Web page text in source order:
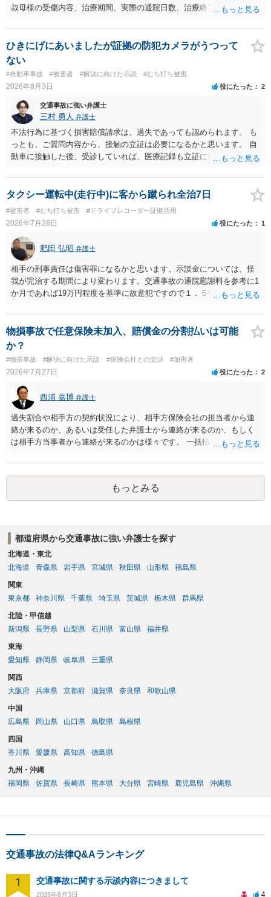
叔母様の受傷内容、治療期間、実際の通院日数、治療終了の経緯、後
確認する必要があります。保険会社から提示される慰謝料額について
は、弁護士が介入することにより増額を検討できる場合がありますの
で、以下の資料・情報を準備した上で、弁護士に個別に相談すること
をお勧めいたします。 ・相手方保険会社から届いている示談金額の提
示書類 ・叔母様の診断名、けがの内容 ・治療開始日及び治療終了日
・入院の有無、通院回数 ・現在も症状が残っているか ・叔母様ご本人
やご家族等が加入している保険に、今回の事故で利用できる弁護士費
用特約が付帯しているか なお、被害者は叔母様ご本人となりますの
で、弁護士が受任する場合には、叔母様ご本人の依頼意思等を確認す
る必要があります。日本語での十分な意思疎通が難しいとのことです
ので、そのあたりのご事情も踏まえて、依頼意思の確認方法等を検討
ひきにげにあいましたが証拠の防犯カメラがうつって
ない
#自動車事故 #被害者 #解決に向けた示談 #むち打ち被害
2026年8月3日 役にたった 2
交通事故に強い弁護士
三村 勇人 弁護士
不法行為に基づく損害賠償請求は、過失であっても認められます。 も
っとも、ご質問内容から、接触の立証は必要になるかと思います。 自
動車に接触した後、受診していれば、医療記録も立証に使えるかと思
士にご相談ください。
タクシー運転中(走行中)に客から蹴られ全治7日
#被害者 #むち打ち被害 #ドライブレコーダー証拠活用
2026年7月28日 役にたった 1
肥田 弘昭 弁護士
相手の刑事責任は傷害罪になるかと思います。示談金については、怪
我が完治する期間により変わります。交通事故の通院慰謝料を参考に1
か月であれば19万円程度を基準に故意犯ですので１．５倍か2倍程度す
上がるかと思います。ご参考にしてください。
物損事故で任意保険未加入、賠償金の分割払いは可能
か？
#物損事故 #解決に向けた示談 #保険会社との交渉 #加害者
2026年7月27日 役にたった 2
西浦 嘉博 弁護士
過失割合や相手方の契約状況により、相手方保険会社の担当者から連
絡が来るのか、あるいは受任した弁護士から連絡が来るのか、もしく
は相手方当事者から連絡が来るのかは様々です。 一括払いや分割払い
金の支払いにつき、分割払いに合意すれば、和解は可能です。 他方で
合意しなければ和解できないことになります。 今後の見通しを知る為
に、交渉の方向性につき、最寄りの法律事務所で相談だけでもされる
ことも検討ください。
もっとみる
都道府県から交通事故に強い弁護士を探す
北海道・東北
北海道
青森県 岩手県 宮城県 秋田県 山形県 福島県
関東
東京都
神奈川県 千葉県 埼玉県 茨城県 栃木県 群馬県
北陸・甲信越
新潟県
長野県 山梨県 石川県 富山県 福井県
東海
愛知県
静岡県 岐阜県 三重県
関西
大阪府
兵庫県 京都府 滋賀県 奈良県 和歌山県
中国
広島県
岡山県 山口県 鳥取県 島根県
四国
香川県
愛媛県 高知県 徳島県
九州・沖縄
福岡県
佐賀県 長崎県 熊本県 大分県 宮崎県 鹿児島県 沖縄県
交通事故の法律Q&Aランキング
1 交通事故に関する示談内容につきまして
2026年8月3日 4